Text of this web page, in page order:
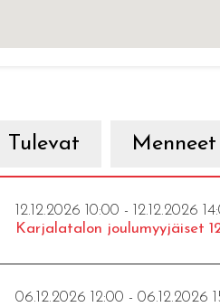
Tulevat Menneet
12.12.2026 10:00 - 12.12.2026
Karjalatalon joulumyyjäiset
06.12.2026 12:00 - 06.12.2026